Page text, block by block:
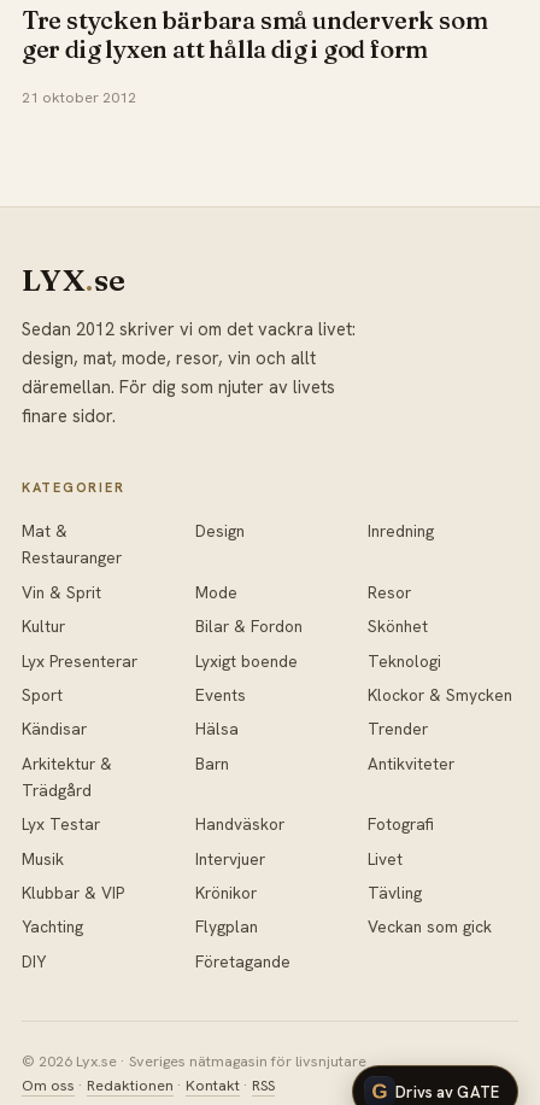
Tre stycken bärbara små underverk som
ger dig lyxen att hålla dig i god form
21 oktober 2012
LYX.se
Sedan 2012 skriver vi om det vackra livet:
design, mat, mode, resor, vin och allt
däremellan. För dig som njuter av livets
finare sidor.
KATEGORIER
Mat &
Restauranger
Design Inredning
Vin & Sprit Mode
Resor
Kultur
Bilar & Fordon
Skönhet
Lyx Presenterar
Lyxigt boende
Teknologi
Sport
Events
Klockor & Smycken
Kändisar
Hälsa
Trender
Arkitektur &
Trädgård
Barn Antikviteter
Lyx Testar Handväskor
Fotografi
Musik
Intervjuer
Livet
Klubbar & VIP
Krönikor
Tävling
Yachting
Flygplan
Veckan som gick
DIY
Företagande
© 2026 Lyx.se · Sveriges nätmagasin för livsnjutare
Om oss · Redaktionen · Kontakt· RSS Drivs av GATE